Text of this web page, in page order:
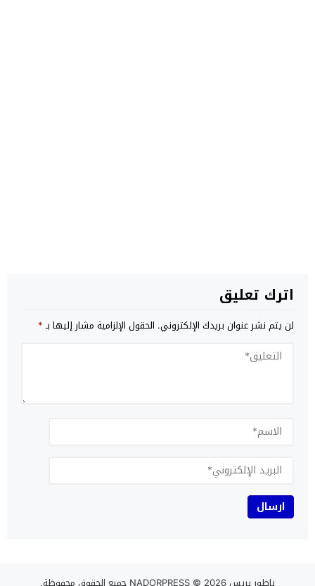
اترك تعليق
لن يتم نشر عنوان بريدك الإلكتروني. الحقول الإلزامية مشار إليها بـ*